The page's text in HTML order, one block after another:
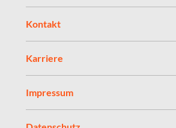
Kontakt
Karriere
Impressum